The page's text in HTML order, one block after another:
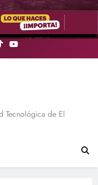
Tecnológica de El